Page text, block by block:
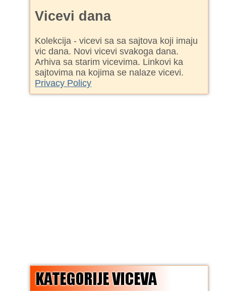
Vicevi dana
Kolekcija - vicevi sa sa sajtova koji imaju
vic dana. Novi vicevi svakoga dana.
Arhiva sa starim vicevima. Linkovi ka
sajtovima na kojima se nalaze vicevi.
Privacy Policy